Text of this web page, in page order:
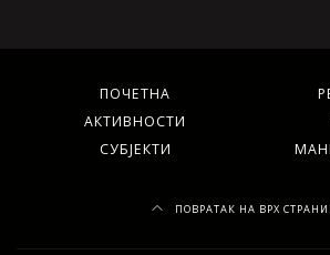
ПОЧЕТНА
АКТИВНОСТИ
СУБЈЕКТИ
ПОВРАТАК НА ВРХ